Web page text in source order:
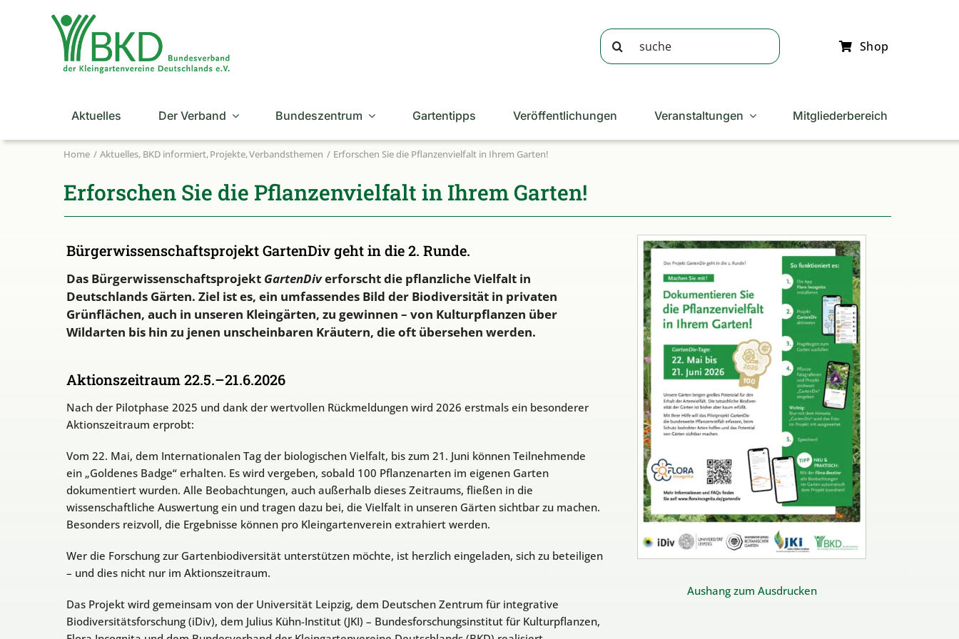
Suche
nach:
Shop
Aktuelles Der Verband Bundeszentrum Gartentipps Veröffentlichungen Veranstaltungen Mitgliederbereich
Home Aktuelles BKD informiert Projekte Verbandsthemen Erforschen Sie die Pflanzenvielfalt in Ihrem Garten!
Erforschen Sie die Pflanzenvielfalt in Ihrem Garten!
Bürgerwissenschaftsprojekt GartenDiv geht in die 2. Runde.
Das Bürgerwissenschaftsprojekt GartenDiverforscht die pflanzliche Vielfalt in
Deutschlands Gärten. Ziel ist es, ein umfassendes Bild der Biodiversität in privaten
Grünflächen, auch in unseren Kleingärten, zu gewinnen – von Kulturpflanzen über
Wildarten bis hin zu jenen unscheinbaren Kräutern, die oft übersehen werden.
Aktionszeitraum 22.5.–21.6.2026
Nach der Pilotphase 2025 und dank der wertvollen Rückmeldungen wird 2026 erstmals ein besonderer
Aktionszeitraum erprobt:
Vom 22. Mai, dem Internationalen Tag der biologischen Vielfalt, bis zum 21. Juni können Teilnehmende
ein „Goldenes Badge“ erhalten. Es wird vergeben, sobald 100 Pflanzenarten im eigenen Garten
dokumentiert wurden. Alle Beobachtungen, auch außerhalb dieses Zeitraums, fließen in die
wissenschaftliche Auswertung ein und tragen dazu bei, die Vielfalt in unseren Gärten sichtbar zu machen.
Besonders reizvoll, die Ergebnisse können pro Kleingartenverein extrahiert werden.
Wer die Forschung zur Gartenbiodiversität unterstützen möchte, ist herzlich eingeladen, sich zu beteiligen
– und dies nicht nur im Aktionszeitraum.
Das Projekt wird gemeinsam von der Universität Leipzig, dem Deutschen Zentrum für integrative
Biodiversitätsforschung (iDiv), dem Julius Kühn-Institut (JKI) – Bundesforschungsinstitut für Kulturpflanzen,
Aushang zum Ausdrucken